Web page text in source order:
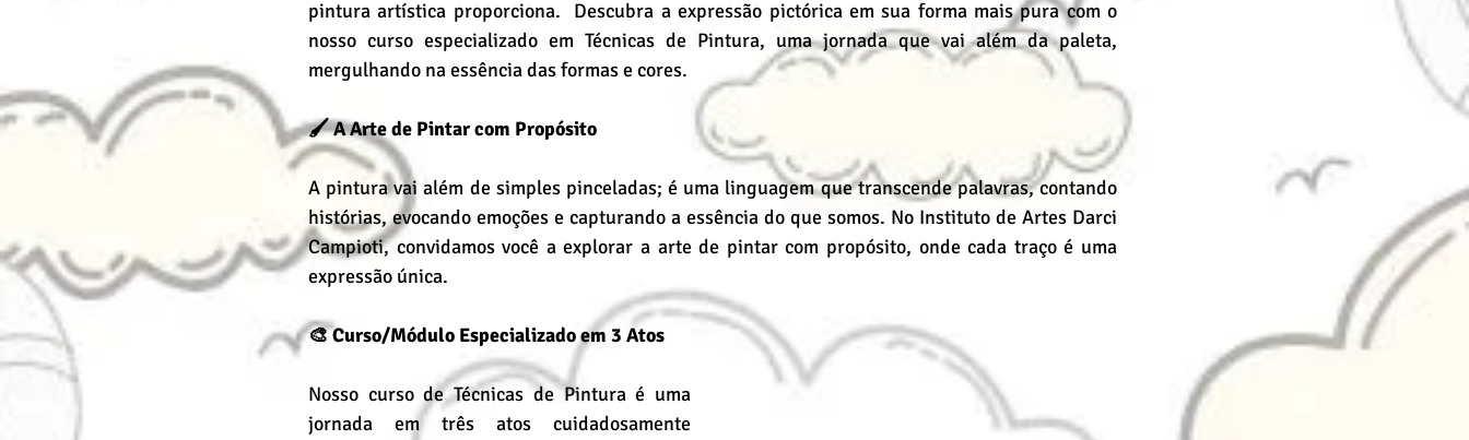
pintura artística proporciona.  Descubra a expressão pictórica em sua forma mais pura com o
nosso curso especializado em Técnicas de Pintura, uma jornada que vai além da paleta,
mergulhando na essência das formas e cores.
🖌️ A Arte de Pintar com Propósito
A pintura vai além de simples pinceladas; é uma linguagem que transcende palavras, contando
histórias, evocando emoções e capturando a essência do que somos. No Instituto de Artes Darci
Campioti, convidamos você a explorar a arte de pintar com propósito, onde cada traço é uma
expressão única.
🎨 Curso/Módulo Especializado em 3 Atos
Nosso curso de Técnicas de Pintura é uma
jornada em três atos cuidadosamente